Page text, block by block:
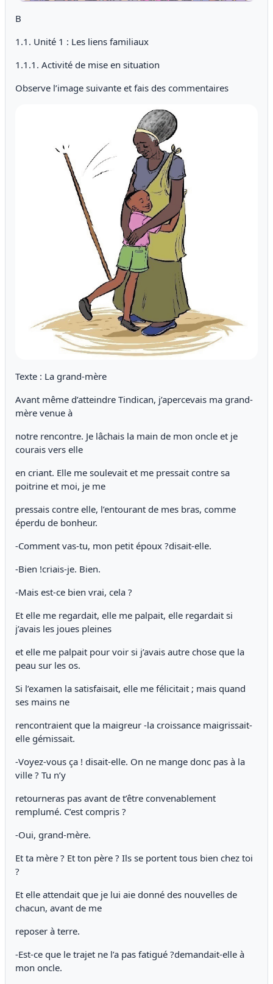
B
1.1. Unité 1 : Les liens familiaux
1.1.1. Activité de mise en situation
Observe l’image suivante et fais des commentaires
Texte : La grand-mère
Avant même d’atteindre Tindican, j’apercevais ma grand-
mère venue à
notre rencontre. Je lâchais la main de mon oncle et je
courais vers elle
en criant. Elle me soulevait et me pressait contre sa
poitrine et moi, je me
pressais contre elle, l’entourant de mes bras, comme
éperdu de bonheur.
-Comment vas-tu, mon petit époux ?disait-elle.
-Bien !criais-je. Bien.
-Mais est-ce bien vrai, cela ?
Et elle me regardait, elle me palpait, elle regardait si
j’avais les joues pleines
et elle me palpait pour voir si j’avais autre chose que la
peau sur les os.
Si l’examen la satisfaisait, elle me félicitait ; mais quand
ses mains ne
rencontraient que la maigreur -la croissance maigrissait-
elle gémissait.
-Voyez-vous ça ! disait-elle. On ne mange donc pas à la
ville ? Tu n’y
retourneras pas avant de t’être convenablement
remplumé. C’est compris ?
-Oui, grand-mère.
Et ta mère ? Et ton père ? Ils se portent tous bien chez toi
?
Et elle attendait que je lui aie donné des nouvelles de
chacun, avant de me
reposer à terre.
-Est-ce que le trajet ne l’a pas fatigué ?demandait-elle à
mon oncle.